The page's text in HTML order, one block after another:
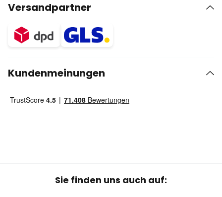
Versandpartner
Kundenmeinungen
Sie finden uns auch auf: